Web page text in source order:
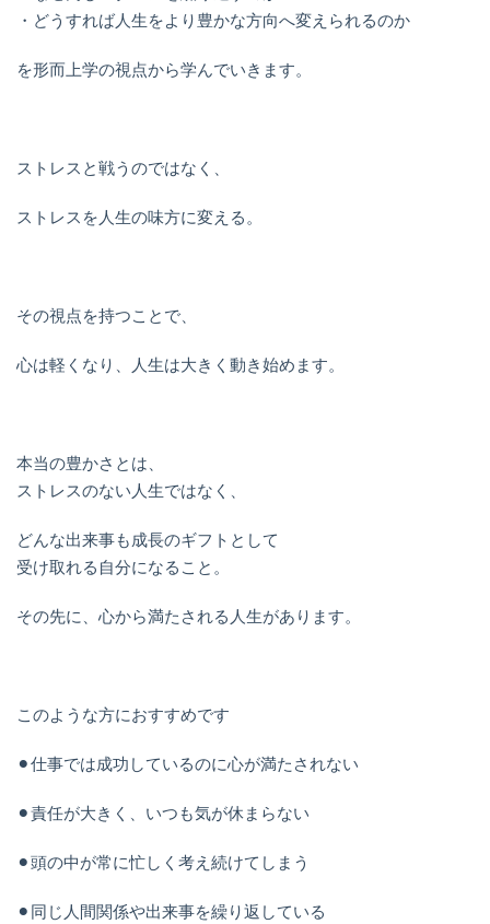
・どうすれば人生をより豊かな方向へ変えられるのか
を形而上学の視点から学んでいきます。
ストレスと戦うのではなく、
ストレスを人生の味方に変える。
その視点を持つことで、
心は軽くなり、人生は大きく動き始めます。
本当の豊かさとは、
ストレスのない人生ではなく、
どんな出来事も成長のギフトとして
受け取れる自分になること。
その先に、心から満たされる人生があります。
このような方におすすめです
⚫︎仕事では成功しているのに心が満たされない
⚫︎責任が大きく、いつも気が休まらない
⚫︎頭の中が常に忙しく考え続けてしまう
⚫︎同じ人間関係や出来事を繰り返している